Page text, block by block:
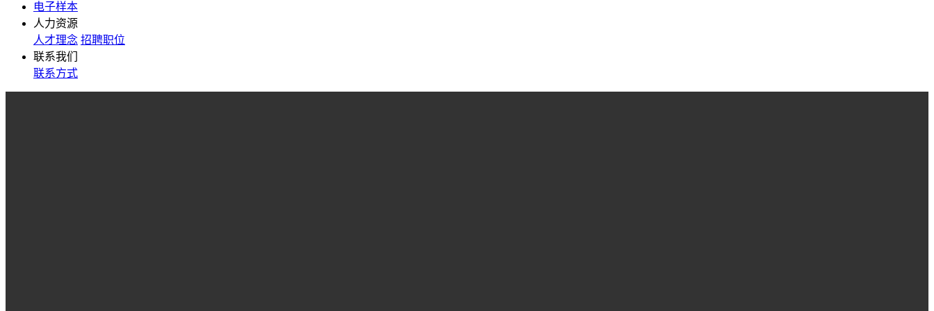
电子样本
人力资源
人才理念 招聘职位
联系我们
联系方式